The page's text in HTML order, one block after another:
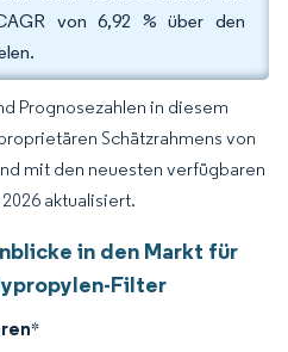
von 6,92 % über den
Prognosezahlen in diesem
Schätzrahmens von
mit den neuesten verfügbaren
aktualisiert.
in den Markt für
Filter
*